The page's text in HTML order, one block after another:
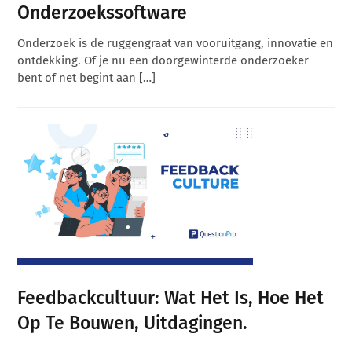
Onderzoekssoftware
Onderzoek is de ruggengraat van vooruitgang, innovatie en
ontdekking. Of je nu een doorgewinterde onderzoeker
bent of net begint aan […]
Feedbackcultuur: Wat Het Is, Hoe Het
Op Te Bouwen, Uitdagingen.